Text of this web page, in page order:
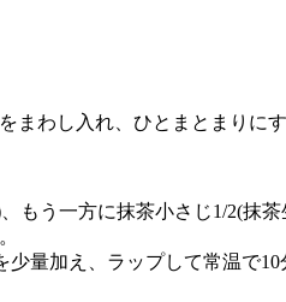
わし入れ、ひとまとまりにす
う一方に抹茶小さじ1/2(抹茶
量加え、ラップして常温で10